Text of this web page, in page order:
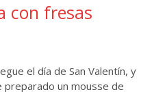
con fresas
el día de San Valentín, y
preparado un mousse de